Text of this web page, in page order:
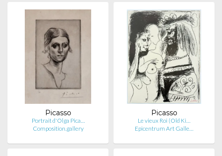
Picasso
Portrait d'Olga Pica…
Composition.gallery
Picasso
Le vieux Roi (Old Ki…
Epicentrum Art Galle…